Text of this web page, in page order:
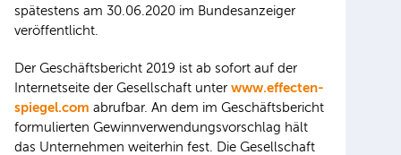
spätestens am 30.06.2020 im Bundesanzeiger
veröffentlicht.
Der Geschäftsbericht 2019 ist ab sofort auf der
Internetseite der Gesellschaft unter www.effecten-
spiegel.com abrufbar. An dem im Geschäftsbericht
formulierten Gewinnverwendungsvorschlag hält
das Unternehmen weiterhin fest. Die Gesellschaft